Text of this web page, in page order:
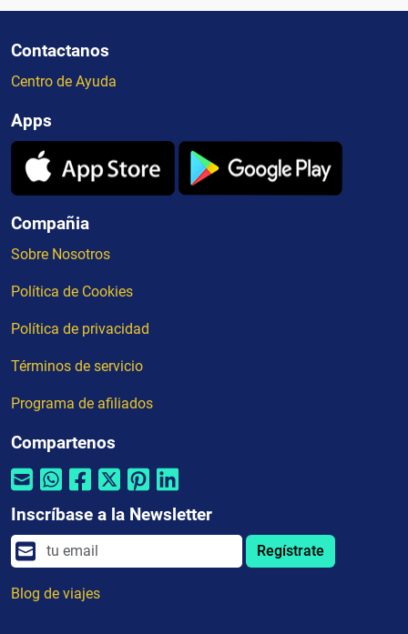
Contactanos
Centro de Ayuda
Apps
Compañia
Sobre Nosotros
Política de Cookies
Política de privacidad
Términos de servicio
Programa de afiliados
Compartenos
Inscríbase a la Newsletter
Regístrate
Blog de viajes